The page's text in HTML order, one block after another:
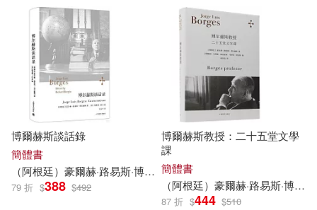
（瑞典）塞爾瑪·拉格洛芙(35)
知信陽光(32)
（法）羅曼·羅蘭(31)
藤間麗(26) （法）凡爾納(26)
Linfair Records Limited(215)
譯林出版社(172)
博樂伯樂(165)
匯識教育出版社(158)
東立(155)
可海外宅配(12891)
可港澳店取(11643)
可新加坡店取(10928)
可菲律賓店取(11948)
博爾赫斯談話錄
簡體書
（阿根廷）豪爾赫·路易斯·博爾赫斯 王永年
79 折 $388 $492
博爾赫斯教授：二十五堂文學
課
簡體書
（阿根廷）豪爾赫·路易斯·博爾赫斯
87 折 $444 $510